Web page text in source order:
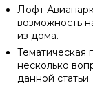
Лофт
возможность
из дома.
Тематическая
несколько
данной статьи.